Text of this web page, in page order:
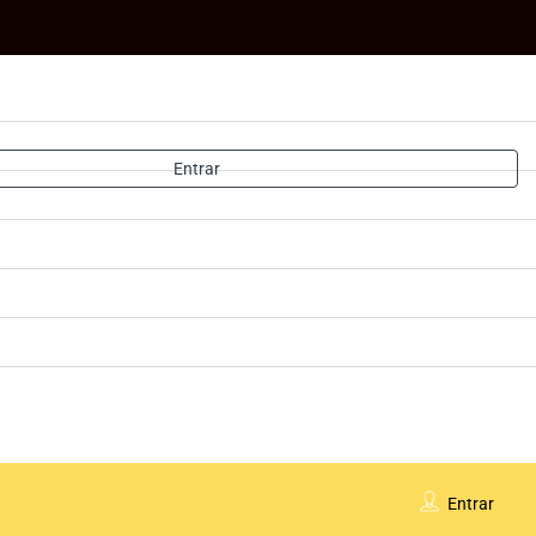
Entrar
Entrar